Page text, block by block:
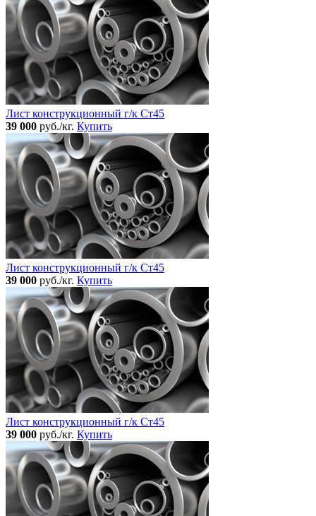
Лист конструкционный г/к Ст45
39 000 руб./кг. Купить
Лист конструкционный г/к Ст45
39 000 руб./кг. Купить
Лист конструкционный г/к Ст45
39 000 руб./кг. Купить